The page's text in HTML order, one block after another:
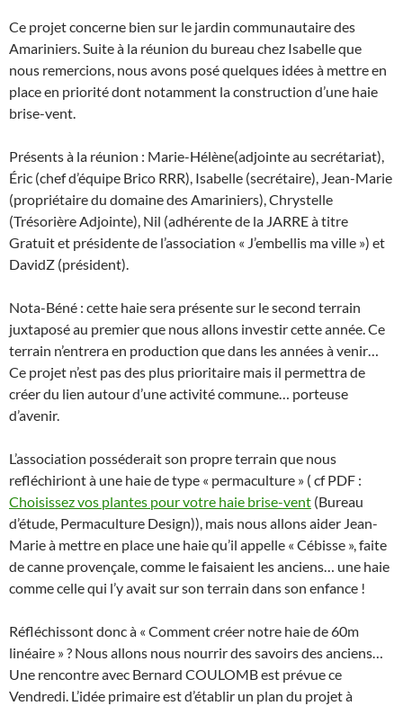
Ce projet concerne bien sur le jardin communautaire des
Amariniers. Suite à la réunion du bureau chez Isabelle que
nous remercions, nous avons posé quelques idées à mettre en
place en priorité dont notamment la construction d’une haie
brise-vent.
Présents à la réunion : Marie-Hélène(adjointe au secrétariat),
Éric (chef d’équipe Brico RRR), Isabelle (secrétaire), Jean-Marie
(propriétaire du domaine des Amariniers), Chrystelle
(Trésorière Adjointe), Nil (adhérente de la JARRE à titre
Gratuit et présidente de l’association « J’embellis ma ville ») et
DavidZ (président).
Nota-Béné : cette haie sera présente sur le second terrain
juxtaposé au premier que nous allons investir cette année. Ce
terrain n’entrera en production que dans les années à venir…
Ce projet n’est pas des plus prioritaire mais il permettra de
créer du lien autour d’une activité commune… porteuse
d’avenir.
L’association posséderait son propre terrain que nous
refléchiriont à une haie de type « permaculture » ( cf PDF :
Choisissez vos plantes pour votre haie brise-vent (Bureau
d’étude, Permaculture Design)), mais nous allons aider Jean-
Marie à mettre en place une haie qu’il appelle « Cébisse », faite
de canne provençale, comme le faisaient les anciens… une haie
comme celle qui l’y avait sur son terrain dans son enfance !
Réfléchissont donc à « Comment créer notre haie de 60m
linéaire » ? Nous allons nous nourrir des savoirs des anciens…
Une rencontre avec Bernard COULOMB est prévue ce
Vendredi. L’idée primaire est d’établir un plan du projet à